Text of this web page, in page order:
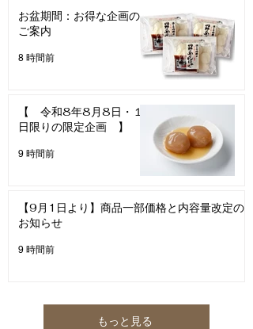
お盆期間：お得な企画の
ご案内
8 時間前
【 令和8年8月8日・１
日限りの限定企画 】
9 時間前
【9月1日より】商品一部価格と内容量改定の
お知らせ
9 時間前
もっと見る